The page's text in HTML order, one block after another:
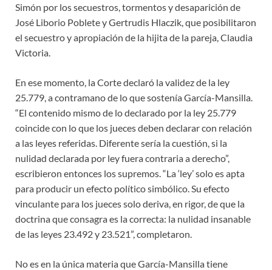
Simón por los secuestros, tormentos y desaparición de
José Liborio Poblete y Gertrudis Hlaczik, que posibilitaron
el secuestro y apropiación de la hijita de la pareja, Claudia
Victoria.
En ese momento, la Corte declaró la validez de la ley
25.779, a contramano de lo que sostenía García-Mansilla.
“El contenido mismo de lo declarado por la ley 25.779
coincide con lo que los jueces deben declarar con relación
a las leyes referidas. Diferente sería la cuestión, si la
nulidad declarada por ley fuera contraria a derecho”,
escribieron entonces los supremos. “La ‘ley’ solo es apta
para producir un efecto político simbólico. Su efecto
vinculante para los jueces solo deriva, en rigor, de que la
doctrina que consagra es la correcta: la nulidad insanable
de las leyes 23.492 y 23.521”, completaron.
No es en la única materia que García-Mansilla tiene